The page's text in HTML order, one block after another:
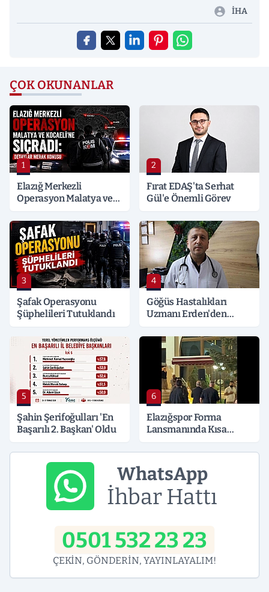
İHA
ÇOK OKUNANLAR
1
Elazığ Merkezli
Operasyon Malatya ve
Detaylar Merak Konusu
2
Fırat EDAŞ'ta Serhat
Gül'e Önemli Görev
3
Şafak Operasyonu
Şüphelileri Tutuklandı
4
Göğüs Hastalıkları
Uzmanı Erden'den
5
Şahin Şerifoğulları 'En
Başarılı 2. Başkan' Oldu
6
Elazığspor Forma
Lansmanında Kısa
WhatsApp
İhbar Hattı
0501 532 23 23
ÇEKİN, GÖNDERİN, YAYINLAYALIM!